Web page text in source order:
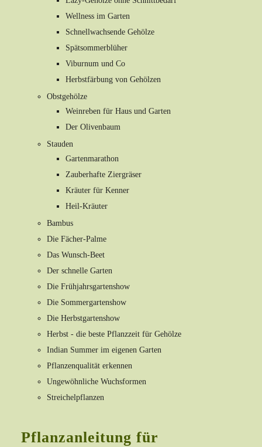
Wellness im Garten
Schnellwachsende Gehölze
Spätsommerblüher
Viburnum und Co
Herbstfärbung von Gehölzen
Obstgehölze
Weinreben für Haus und Garten
Der Olivenbaum
Stauden
Gartenmarathon
Zauberhafte Ziergräser
Kräuter für Kenner
Heil-Kräuter
Bambus
Die Fächer-Palme
Das Wunsch-Beet
Der schnelle Garten
Die Frühjahrsgartenshow
Die Sommergartenshow
Die Herbstgartenshow
Herbst - die beste Pflanzzeit für Gehölze
Indian Summer im eigenen Garten
Pflanzenqualität erkennen
Ungewöhnliche Wuchsformen
Streichelpflanzen
Pflanzanleitung für